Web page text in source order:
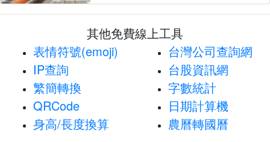
其他免費線上工具
表情符號(emoji)
IP查詢
繁簡轉換
QRCode
身高/長度換算
台灣公司查詢網
台股資訊網
字數統計
日期計算機
農曆轉國曆